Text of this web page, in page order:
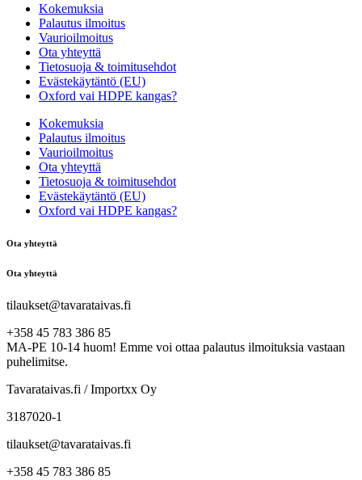
Kokemuksia
Palautus ilmoitus
Vaurioilmoitus
Ota yhteyttä
Tietosuoja & toimitusehdot
Evästekäytäntö (EU)
Oxford vai HDPE kangas?
Kokemuksia
Palautus ilmoitus
Vaurioilmoitus
Ota yhteyttä
Tietosuoja & toimitusehdot
Evästekäytäntö (EU)
Oxford vai HDPE kangas?
Ota yhteyttä
Ota yhteyttä
tilaukset@tavarataivas.fi
+358 45 783 386 85
MA-PE 10-14 huom! Emme voi ottaa palautus ilmoituksia vastaan
puhelimitse.
Tavarataivas.fi / Importxx Oy
3187020-1
tilaukset@tavarataivas.fi
+358 45 783 386 85